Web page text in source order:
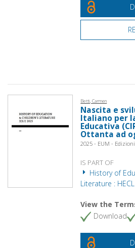
Betti, Carmen
Nascita e
Italiano per
Educativa
Ottanta ad
2025 - EUM -
IS PART OF
History of
Literature :
View the
Download